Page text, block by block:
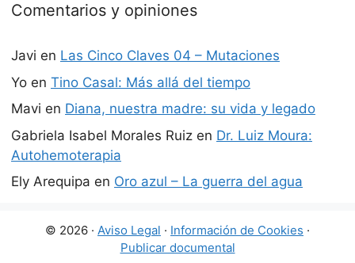
Comentarios y opiniones
Javi en Las Cinco Claves 04 – Mutaciones
Yo en Tino Casal: Más allá del tiempo
Mavi en Diana, nuestra madre: su vida y legado
Gabriela Isabel Morales Ruiz en Dr. Luiz Moura:
Autohemoterapia
Ely Arequipa en Oro azul – La guerra del agua
© 2026 · Aviso Legal · Información de Cookies ·
Publicar documental